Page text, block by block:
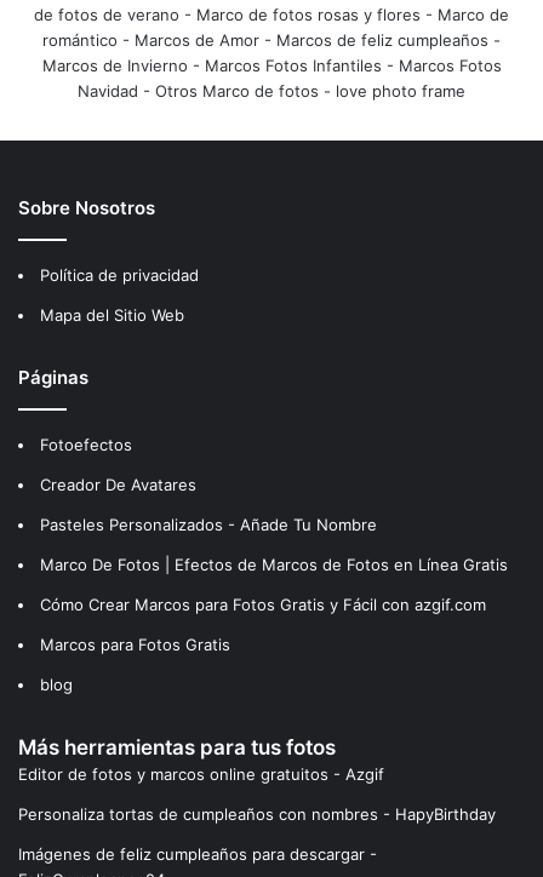
de fotos de verano - Marco de fotos rosas y flores - Marco de
romántico - Marcos de Amor - Marcos de feliz cumpleaños -
Marcos de Invierno - Marcos Fotos Infantiles - Marcos Fotos
Navidad - Otros Marco de fotos - love photo frame
Sobre Nosotros
Política de privacidad
Mapa del Sitio Web
Páginas
Fotoefectos
Creador De Avatares
Pasteles Personalizados - Añade Tu Nombre
Marco De Fotos | Efectos de Marcos de Fotos en Línea Gratis
Cómo Crear Marcos para Fotos Gratis y Fácil con azgif.com
Marcos para Fotos Gratis
blog
Más herramientas para tus fotos
Editor de fotos y marcos online gratuitos - Azgif
Personaliza tortas de cumpleaños con nombres - HapyBirthday
Imágenes de feliz cumpleaños para descargar -